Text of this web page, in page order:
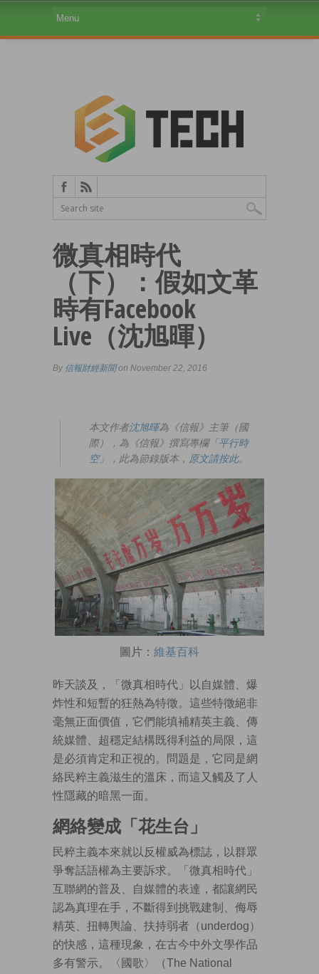
微真相時代
（下）：假如文革
時有Facebook
Live（沈旭暉）
By 信報財經新聞on November 22, 2016
本文作者沈旭暉為《信報》主筆（國
際），為《信報》撰寫專欄「平行時
空」，此為節錄版本， 原文請按此。
圖片： 維基百科
昨天談及，「微真相時代」以自媒體、爆
炸性和短暫的狂熱為特徵。這些特徵絕非
毫無正面價值，它們能填補精英主義、傳
統媒體、超穩定結構既得利益的局限，這
是必須肯定和正視的。問題是，它同是網
絡民粹主義滋生的溫床，而這又觸及了人
性隱藏的暗黑一面。
網絡變成「花生台」
民粹主義本來就以反權威為標誌，以群眾
爭奪話語權為主要訴求。「微真相時代」
互聯網的普及、自媒體的表達，都讓網民
認為真理在手，不斷得到挑戰建制、侮辱
精英、扭轉輿論、扶持弱者（underdog）
的快感，這種現象，在古今中外文學作品
多有警示。〈國歌〉（The National